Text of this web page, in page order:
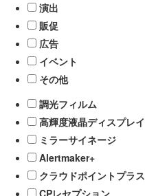
演出
販促
広告
イベント
その他
調光フィルム
高輝度液晶ディスプレイ
ミラーサイネージ
Alertmaker+
クラウドポイントプラス